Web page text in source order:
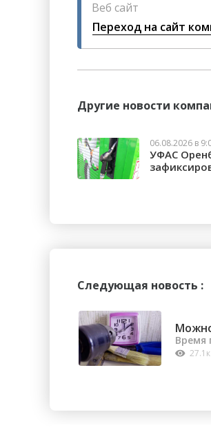
Веб сайт
Переход на сайт
Другие новости
06.08.2026 в
УФАС
Следующая новость :
Время
27.1к